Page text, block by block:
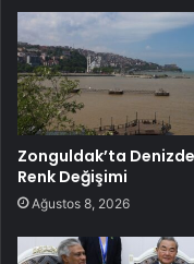
Zonguldak’ta Denizde
Renk Değişimi
Ağustos 8, 2026